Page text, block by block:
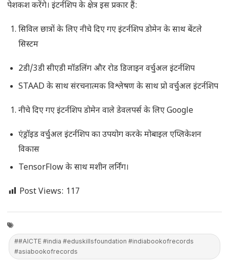
पेशकश करेंगे। इंटर्नशिप के क्षेत्र इस प्रकार हैं:
सिविल छात्रों के लिए नीचे दिए गए इंटर्नशिप डोमेन के साथ बेंटले
सिस्टम
2डी/3डी सीएडी मॉडलिंग और रोड डिजाइन वर्चुअल इंटर्नशिप
STAAD के साथ संरचनात्मक विश्लेषण के साथ प्रो वर्चुअल इंटर्नशिप
नीचे दिए गए इंटर्नशिप डोमेन वाले डेवलपर्स के लिए Google
एंड्रॉइड वर्चुअल इंटर्नशिप का उपयोग करके मोबाइल एप्लिकेशन
विकास
TensorFlow के साथ मशीन लर्निंग।
Post Views: 117
##AICTE #india #eduskillsfoundation #indiabookofrecords
#asiabookofrecords